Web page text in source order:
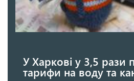
У Харкові у 3,5 рази
тарифи на воду та